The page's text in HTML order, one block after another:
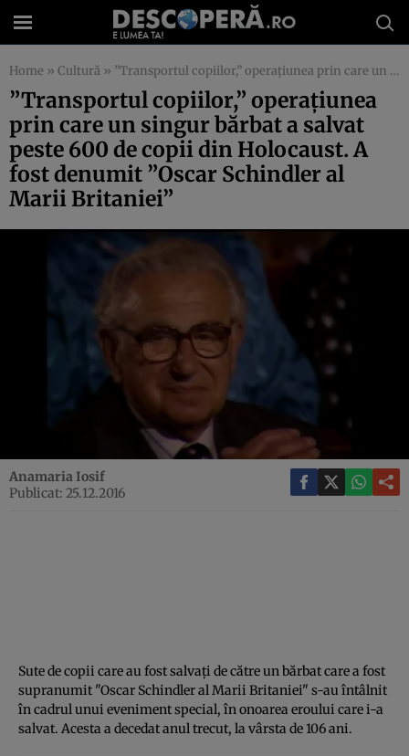
Home » Cultură » ”Transportul copiilor,” operaţiunea prin care un singur bărbat a salvat peste 600 de copii din Holocaust. A fost denumit ”Oscar Schindler al Marii Britaniei”
”Transportul copiilor,” operaţiunea
prin care un singur bărbat a salvat
peste 600 de copii din Holocaust. A
fost denumit ”Oscar Schindler al
Marii Britaniei”
Anamaria Iosif
Publicat: 25.12.2016
Sute de copii care au fost salvaţi de către un bărbat care a fost
supranumit "Oscar Schindler al Marii Britaniei" s-au întâlnit
în cadrul unui eveniment special, în onoarea eroului care i-a
salvat. Acesta a decedat anul trecut, la vârsta de 106 ani.